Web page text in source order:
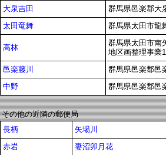
大泉吉田
群馬県邑楽郡大
太田竜舞
群馬県太田市龍
高林
群馬県太田市南
地区画整理事業
邑楽藤川
群馬県邑楽郡邑
中野
群馬県邑楽郡邑
その他の近隣の郵便局
長柄
矢場川
赤岩
妻沼卯月花